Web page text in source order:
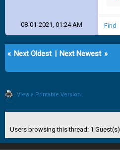
08-01-2021, 01:24 AM Find
« Next Oldest | Next Newest »
View a Printable Version
Users browsing this thread: 1 Guest(s)